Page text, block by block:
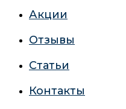
Акции
Отзывы
Статьи
Контакты